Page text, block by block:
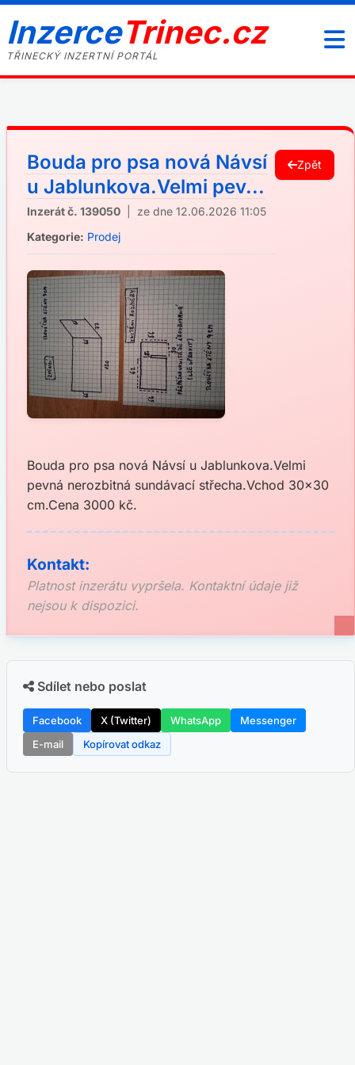
InzerceTrinec.cz
TŘINECKÝ INZERTNÍ PORTÁL
Bouda pro psa nová Návsí
u Jablunkova.Velmi pev...
Inzerát č. 139050 | ze dne 12.06.2026 11:05
Kategorie: Prodej
Zpět
Bouda pro psa nová Návsí u Jablunkova.Velmi
pevná nerozbitná sundávací střecha.Vchod 30x30
cm.Cena 3000 kč.
Kontakt:
Platnost inzerátu vypršela. Kontaktní údaje již
nejsou k dispozici.
Sdílet nebo poslat
Facebook X (Twitter) WhatsApp
Messenger
E-mail
Kopírovat odkaz